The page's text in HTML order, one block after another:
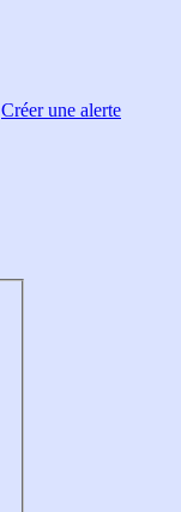
Créer une alerte